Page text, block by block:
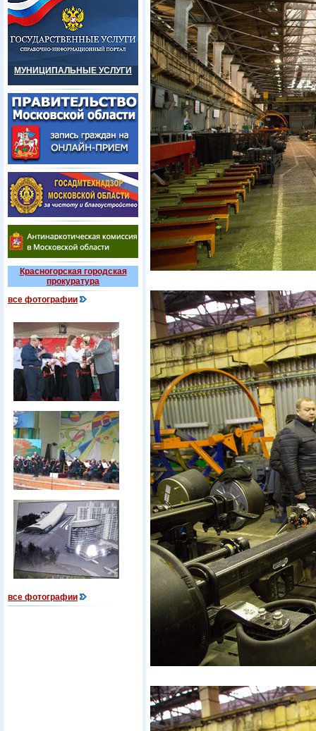
МУНИЦИПАЛЬНЫЕ УСЛУГИ
Красногорская городская
прокуратура
все фотографии
все фотографии